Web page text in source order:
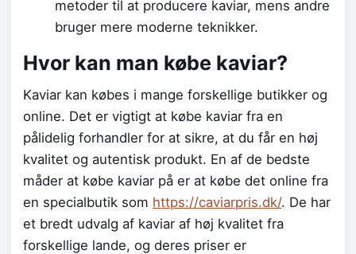
metoder til at producere kaviar, mens andre
bruger mere moderne teknikker.
Hvor kan man købe kaviar?
Kaviar kan købes i mange forskellige butikker og
online. Det er vigtigt at købe kaviar fra en
pålidelig forhandler for at sikre, at du får en høj
kvalitet og autentisk produkt. En af de bedste
måder at købe kaviar på er at købe det online fra
en specialbutik som https://caviarpris.dk/. De har
et bredt udvalg af kaviar af høj kvalitet fra
forskellige lande, og deres priser er